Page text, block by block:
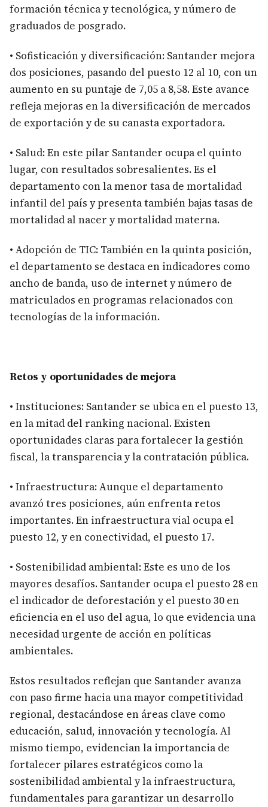
formación técnica y tecnológica, y número de
graduados de posgrado.
• Sofisticación y diversificación: Santander mejora
dos posiciones, pasando del puesto 12 al 10, con un
aumento en su puntaje de 7,05 a 8,58. Este avance
refleja mejoras en la diversificación de mercados
de exportación y de su canasta exportadora.
• Salud: En este pilar Santander ocupa el quinto
lugar, con resultados sobresalientes. Es el
departamento con la menor tasa de mortalidad
infantil del país y presenta también bajas tasas de
mortalidad al nacer y mortalidad materna.
• Adopción de TIC: También en la quinta posición,
el departamento se destaca en indicadores como
ancho de banda, uso de internet y número de
matriculados en programas relacionados con
tecnologías de la información.
Retos y oportunidades de mejora
• Instituciones: Santander se ubica en el puesto 13,
en la mitad del ranking nacional. Existen
oportunidades claras para fortalecer la gestión
fiscal, la transparencia y la contratación pública.
• Infraestructura: Aunque el departamento
avanzó tres posiciones, aún enfrenta retos
importantes. En infraestructura vial ocupa el
puesto 12, y en conectividad, el puesto 17.
• Sostenibilidad ambiental: Este es uno de los
mayores desafíos. Santander ocupa el puesto 28 en
el indicador de deforestación y el puesto 30 en
eficiencia en el uso del agua, lo que evidencia una
necesidad urgente de acción en políticas
ambientales.
Estos resultados reflejan que Santander avanza
con paso firme hacia una mayor competitividad
regional, destacándose en áreas clave como
educación, salud, innovación y tecnología. Al
mismo tiempo, evidencian la importancia de
fortalecer pilares estratégicos como la
sostenibilidad ambiental y la infraestructura,
fundamentales para garantizar un desarrollo